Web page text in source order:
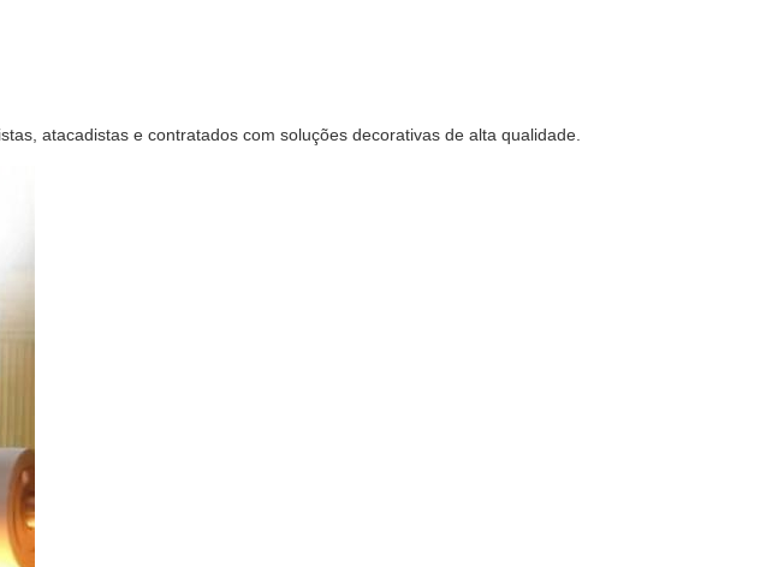
atacadistas e contratados com soluções decorativas de alta qualidade.